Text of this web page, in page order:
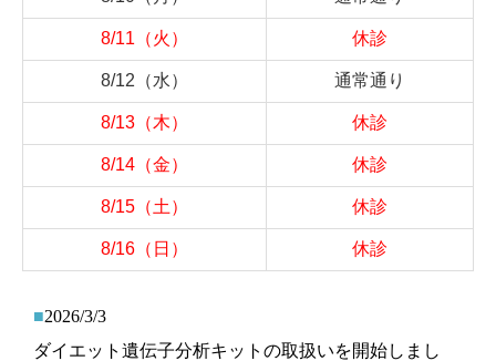
8/11 （火） 休診
8/12 （水） 通常通 り
8/13 （木） 休診
8/14 （金） 休診
8/15 （土） 休診
8/16 （日） 休診
■2026/3/3
ダイエット遺伝子分析キットの取扱いを開始しまし